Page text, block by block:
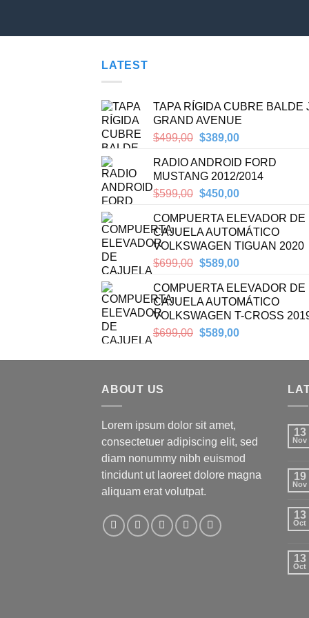
LATEST
TAPA RÍGIDA CUBRE BALDE
GRAND AVENUE
$499,00 Original
was:
$499,00.
$389,00Current
is:
$389,00.
RADIO ANDROID FORD
MUSTANG 2012/2014
$599,00 Original
was:
$599,00.
$450,00Current
is:
$450,00.
COMPUERTA ELEVADOR DE
CAJUELA AUTOMÁTICO
VOLKSWAGEN TIGUAN 2020
$699,00 Original
was:
$699,00.
$589,00Current
is:
$589,00.
COMPUERTA ELEVADOR DE
CAJUELA AUTOMÁTICO
VOLKSWAGEN T-CROSS
$699,00 Original
was:
$589,00Current
is:
ABOUT US
Lorem ipsum dolor sit amet,
consectetuer adipiscing elit, sed
diam nonummy nibh euismod
tincidunt ut laoreet dolore magna
aliquam erat volutpat.
13
Nov
19
Nov
13
Oct
13
Oct